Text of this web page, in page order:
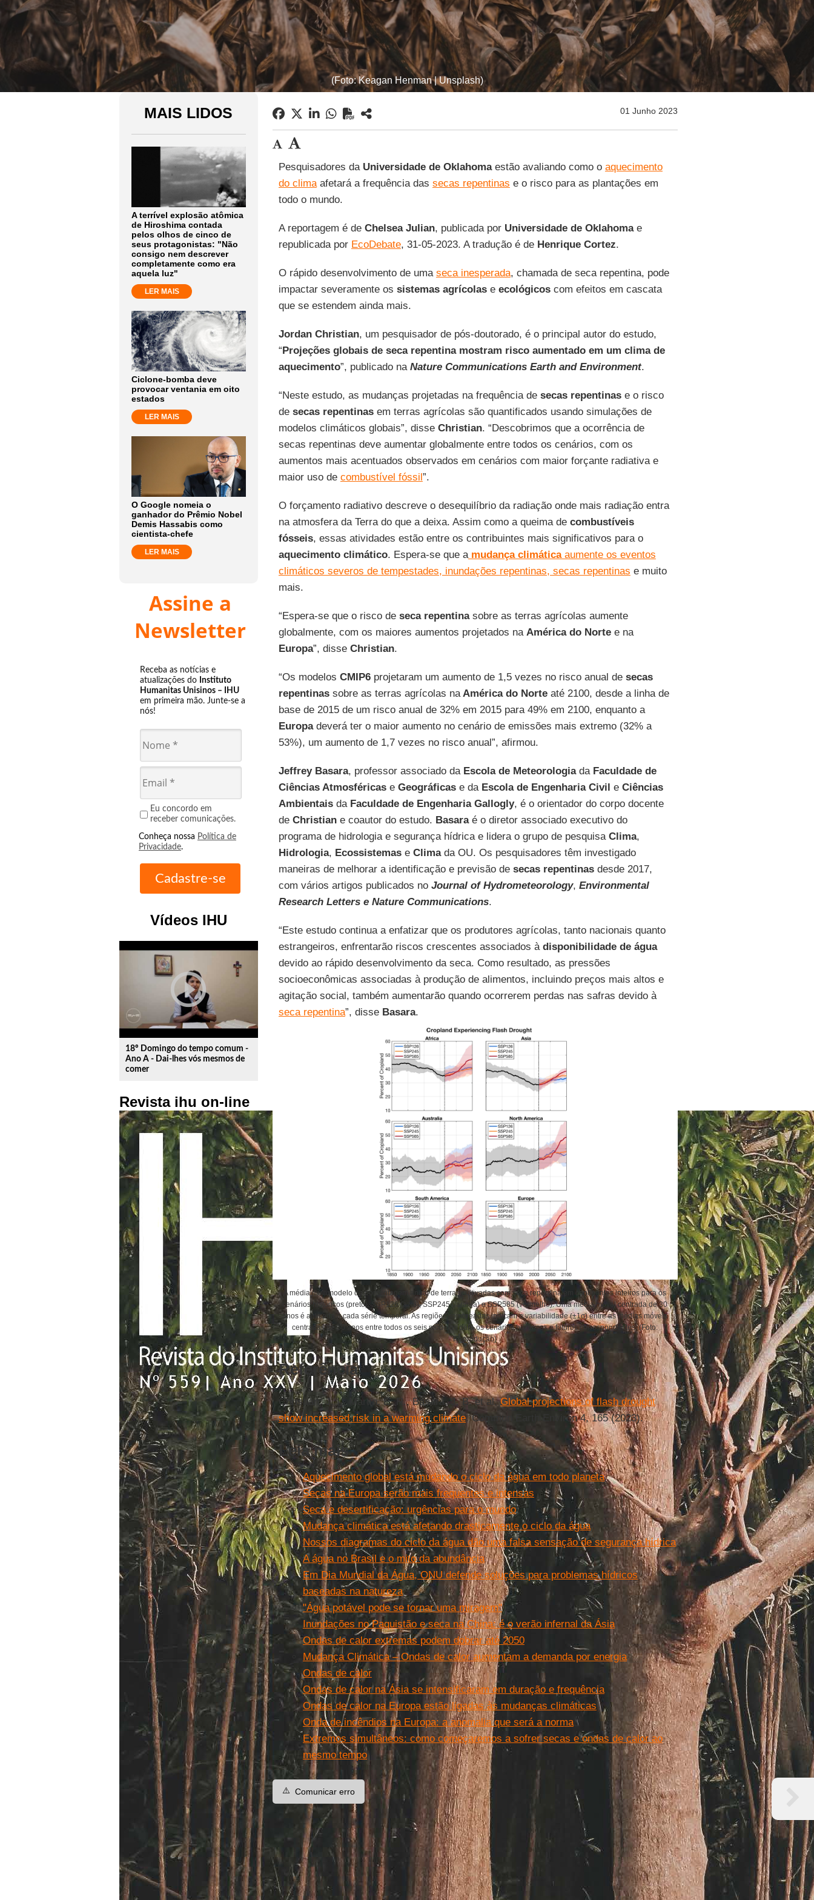
(Foto: Keagan Henman | Unsplash)
MAIS LIDOS
A terrível explosão atômica
de Hiroshima contada
pelos olhos de cinco de
seus protagonistas: "Não
consigo nem descrever
completamente como era
aquela luz"
LER MAIS
Ciclone-bomba deve
provocar ventania em oito
estados
LER MAIS
O Google nomeia o
ganhador do Prêmio Nobel
Demis Hassabis como
cientista-chefe
LER MAIS
Assine a
Newsletter
Receba as notícias e
atualizações do Instituto
Humanitas Unisinos – IHU
em primeira mão. Junte-se a
nós!
Eu concordo em
receber comunicações.
Conheça nossa Política de
Privacidade.
Vídeos IHU
play_circle_outline
18º Domingo do tempo comum -
Ano A - Dai-lhes vós mesmos de
comer
Revista ihu on-line
01 Junho 2023
Pesquisadores daUniversidade de Oklahomaestão avaliando como o aquecimento
do climaafetará a frequência das secas repentinas e o risco para as plantações em
todo o mundo.
A reportagem é de Chelsea Julian, publicada por Universidade de Oklahomae
republicada por EcoDebate, 31-05-2023. A tradução é de Henrique Cortez.
O rápido desenvolvimento de uma seca inesperada, chamada de seca repentina, pode
impactar severamente os sistemas agrícolase ecológicoscom efeitos em cascata
que se estendem ainda mais.
Jordan Christian, um pesquisador de pós-doutorado, é o principal autor do estudo,
“Projeções globais de seca repentina mostram risco aumentado em um clima de
aquecimento”, publicado na Nature Communications Earth and Environment.
“Neste estudo, as mudanças projetadas na frequência de secas repentinase o risco
de secas repentinasem terras agrícolas são quantificados usando simulações de
modelos climáticos globais”, disseChristian. “Descobrimos que a ocorrência de
secas repentinas deve aumentar globalmente entre todos os cenários, com os
aumentos mais acentuados observados em cenários com maior forçante radiativa e
maior uso de combustível fóssil”.
O forçamento radiativo descreve o desequilíbrio da radiação onde mais radiação entra
na atmosfera da Terra do que a deixa. Assim como a queima de combustíveis
fósseis, essas atividades estão entre os contribuintes mais significativos para o
aquecimento climático. Espera-se que amudança climáticaaumente os eventos
climáticos severos de tempestades, inundações repentinas, secas repentinas e muito
mais.
“Espera-se que o risco de seca repentinasobre as terras agrícolas aumente
globalmente, com os maiores aumentos projetados na América do Nortee na
Europa”, disse Christian.
“Os modelos CMIP6projetaram um aumento de 1,5 vezes no risco anual de secas
repentinassobre as terras agrícolas naAmérica do Norteaté 2100, desde a linha de
base de 2015 de um risco anual de 32% em 2015 para 49% em 2100, enquanto a
Europadeverá ter o maior aumento no cenário de emissões mais extremo (32% a
53%), um aumento de 1,7 vezes no risco anual”, afirmou.
Jeffrey Basara, professor associado da Escola de MeteorologiadaFaculdade de
Ciências Atmosféricase Geográficase daEscola de Engenharia Civil eCiências
AmbientaisdaFaculdade de Engenharia Gallogly, é o orientador do corpo docente
de Christiane coautor do estudo. Basaraé o diretor associado executivo do
programa de hidrologia e segurança hídrica e lidera o grupo de pesquisaClima,
Hidrologia, Ecossistemase Climada OU. Os pesquisadores têm investigado
maneiras de melhorar a identificação e previsão de secas repentinasdesde 2017,
com vários artigos publicados no Journal of Hydrometeorology, Environmental
Research Letters e Nature Communications.
“Este estudo continua a enfatizar que os produtores agrícolas, tanto nacionais quanto
estrangeiros, enfrentarão riscos crescentes associados à disponibilidade de água
devido ao rápido desenvolvimento da seca. Como resultado, as pressões
socioeconômicas associadas à produção de alimentos, incluindo preços mais altos e
agitação social, também aumentarão quando ocorrerem perdas nas safras devido à
seca repentina”, disse Basara.
A média multimodelo da porcentagem anual de terras cultivadas com seca repentina em continentes inteiros para os
cenários históricos (preto), SSP126 (azul), SSP245 (laranja) e SSP585 (vermelho). Uma média móvel centrada de 30
anos é aplicada a cada série temporal. As regiões sombreadas indicam a variabilidade (±1σ) entre as médias móveis
centradas de 30 anos entre todos os seis modelos para os cenários históricos e futuros correspondentes. (Foto:
Reprodução)
Referência
Christian, J. I., Martin, E. R., Basara, J. B. et al.Global projections of flash drought
show increased risk in a warming climate. Commun Earth Environ 4, 165 (2023).
Leia mais
Aquecimento global está mudando o ciclo da água em todo planeta
Secas na Europa serão mais frequentes e intensas
Seca e desertificação: urgências para o mundo
Mudança climática está afetando drasticamente o ciclo da água
Nossos diagramas do ciclo da água dão uma falsa sensação de segurança hídrica
A água no Brasil e o mito da abundância
Em Dia Mundial da Água, ONU defende soluções para problemas hídricos
baseadas na natureza
"Água potável pode se tornar uma miragem"
Inundações no Paquistão e seca na China: é o verão infernal da Ásia
Ondas de calor extremas podem dobrar até 2050
Mudança Climática – Ondas de calor aumentam a demanda por energia
Ondas de calor
Ondas de calor na Ásia se intensificaram em duração e frequência
Ondas de calor na Europa estão ligadas às mudanças climáticas
Onda de incêndios na Europa: a anomalia que será a norma
Extremos simultâneos: como começaremos a sofrer secas e ondas de calor ao
mesmo tempo
⚠️ Comunicar erro